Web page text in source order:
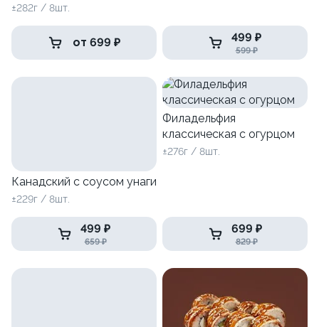
±282г / 8шт.
от 699 ₽ 499 ₽
599 ₽
Канадский с соусом унаги
±229г / 8шт.
499 ₽
659 ₽
Филадельфия
классическая с огурцом
±276г / 8шт.
699 ₽
829 ₽